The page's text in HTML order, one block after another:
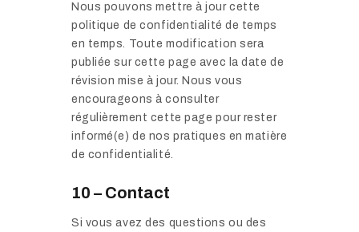
Nous pouvons mettre à jour cette
politique de confidentialité de temps
en temps. Toute modification sera
publiée sur cette page avec la date de
révision mise à jour. Nous vous
encourageons à consulter
régulièrement cette page pour rester
informé(e) de nos pratiques en matière
de confidentialité.
10 – Contact
Si vous avez des questions ou des